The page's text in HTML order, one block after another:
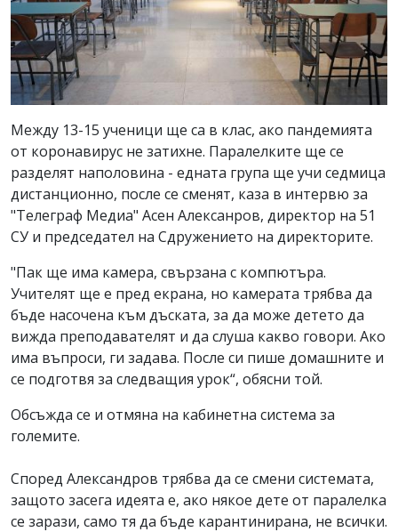
Между 13-15 ученици ще са в клас, ако пандемията
от коронавирус не затихне. Паралелките ще се
разделят наполовина - едната група ще учи седмица
дистанционно, после се сменят, каза в интервю за
"Телеграф Медиа" Асен Алексанров, директор на 51
СУ и председател на Сдружението на директорите.
"Пак ще има камера, свързана с компютъра.
Учителят ще е пред екрана, но камерата трябва да
бъде насочена към дъската, за да може детето да
вижда преподавателят и да слуша какво говори. Ако
има въпроси, ги задава. После си пише домашните и
се подготвя за следващия урок“, обясни той.
Обсъжда се и отмяна на кабинетна система за
големите.
Според Александров трябва да се смени системата,
защото засега идеята е, ако някое дете от паралелка
се зарази, само тя да бъде карантинирана, не всички.